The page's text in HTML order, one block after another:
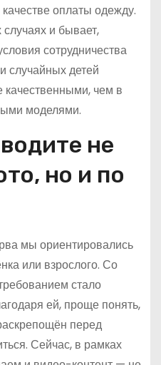
качестве оплаты одежду.
случаях и бывает,
сотрудничества
случайных детей
чем в
моделями.
не
но и по
мы ориентировались
или взрослого. Со
стало
ей, проще понять,
перед
Сейчас, в рамках